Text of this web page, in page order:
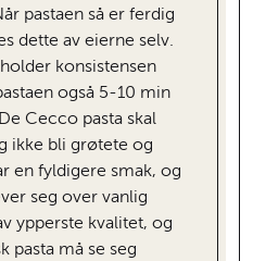
pastaen så er ferdig
dette av eierne selv.
konsistensen
også 5-10 min
Cecco pasta skal
ikke bli grøtete og
en fyldigere smak, og
seg over vanlig
ypperste kvalitet, og
pasta må se seg